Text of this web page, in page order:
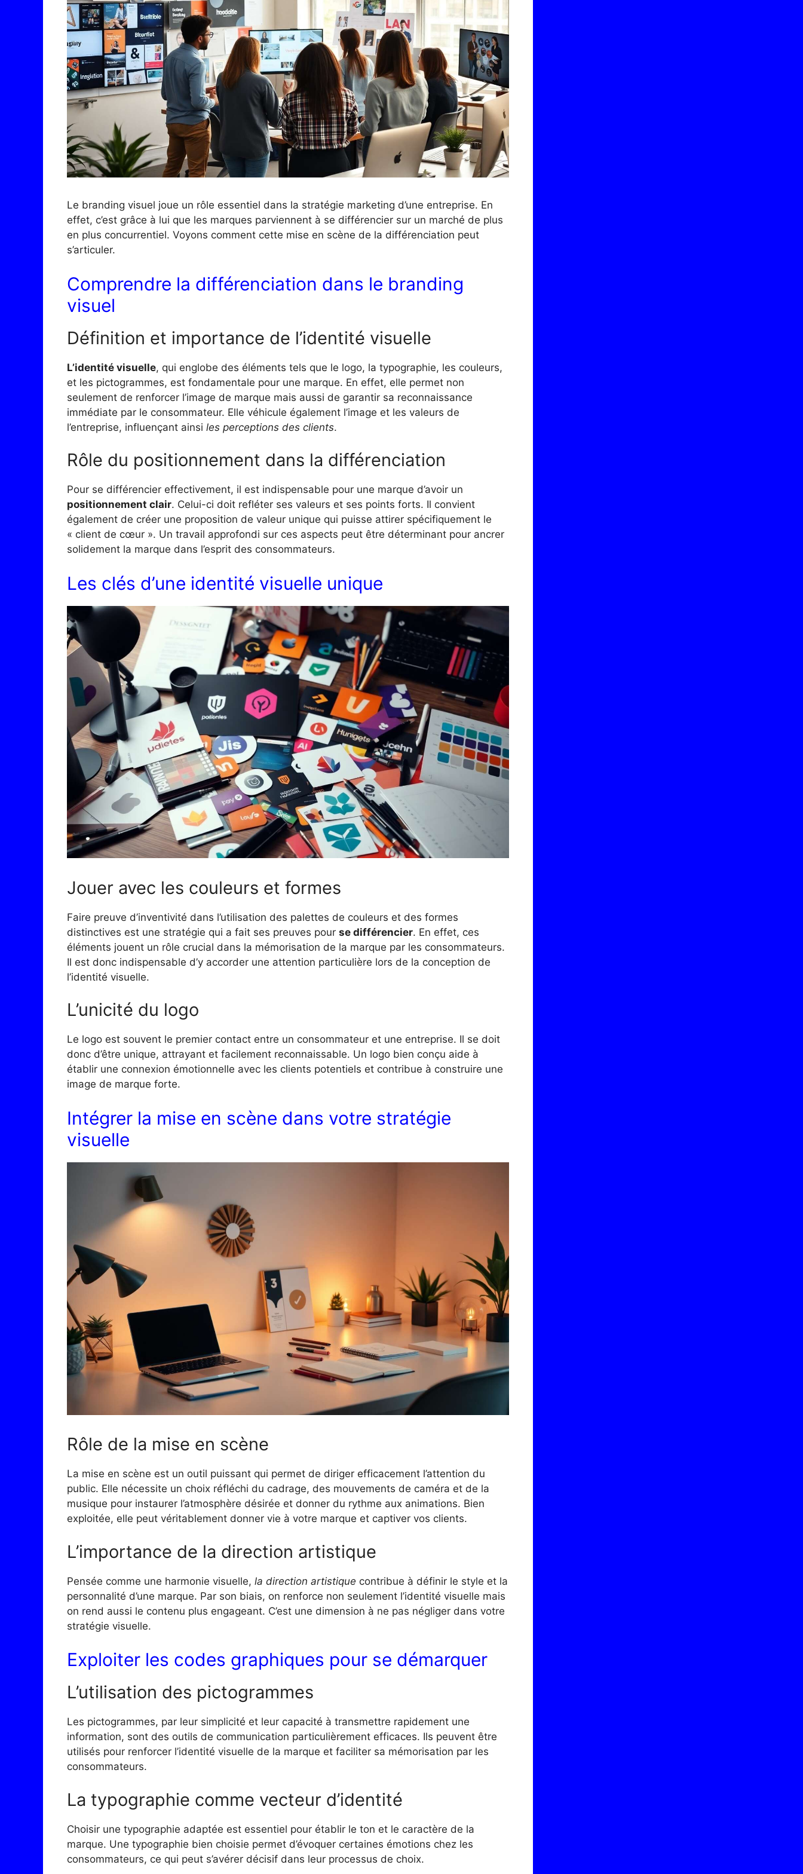
Le branding visuel joue un rôle essentiel dans la stratégie marketing d’une entreprise. En
effet, c’est grâce à lui que les marques parviennent à se différencier sur un marché de plus
en plus concurrentiel. Voyons comment cette mise en scène de la différenciation peut
s’articuler.
Comprendre la différenciation dans le branding
visuel
Définition et importance de l’identité visuelle
L’identité visuelle, qui englobe des éléments tels que le logo, la typographie, les couleurs,
et les pictogrammes, est fondamentale pour une marque. En effet, elle permet non
seulement de renforcer l’image de marque mais aussi de garantir sa reconnaissance
immédiate par le consommateur. Elle véhicule également l’image et les valeurs de
l’entreprise, influençant ainsi les perceptions des clients.
Rôle du positionnement dans la différenciation
Pour se différencier effectivement, il est indispensable pour une marque d’avoir un
positionnement clair. Celui-ci doit refléter ses valeurs et ses points forts. Il convient
également de créer une proposition de valeur unique qui puisse attirer spécifiquement le
« client de cœur ». Un travail approfondi sur ces aspects peut être déterminant pour ancrer
solidement la marque dans l’esprit des consommateurs.
Les clés d’une identité visuelle unique
Jouer avec les couleurs et formes
Faire preuve d’inventivité dans l’utilisation des palettes de couleurs et des formes
distinctives est une stratégie qui a fait ses preuves pour se différencier. En effet, ces
éléments jouent un rôle crucial dans la mémorisation de la marque par les consommateurs.
Il est donc indispensable d’y accorder une attention particulière lors de la conception de
l’identité visuelle.
L’unicité du logo
Le logo est souvent le premier contact entre un consommateur et une entreprise. Il se doit
donc d’être unique, attrayant et facilement reconnaissable. Un logo bien conçu aide à
établir une connexion émotionnelle avec les clients potentiels et contribue à construire une
image de marque forte.
Intégrer la mise en scène dans votre stratégie
visuelle
Rôle de la mise en scène
La mise en scène est un outil puissant qui permet de diriger efficacement l’attention du
public. Elle nécessite un choix réfléchi du cadrage, des mouvements de caméra et de la
musique pour instaurer l’atmosphère désirée et donner du rythme aux animations. Bien
exploitée, elle peut véritablement donner vie à votre marque et captiver vos clients.
L’importance de la direction artistique
Pensée comme une harmonie visuelle, la direction artistique contribue à définir le style et la
personnalité d’une marque. Par son biais, on renforce non seulement l’identité visuelle mais
on rend aussi le contenu plus engageant. C’est une dimension à ne pas négliger dans votre
stratégie visuelle.
Exploiter les codes graphiques pour se démarquer
L’utilisation des pictogrammes
Les pictogrammes, par leur simplicité et leur capacité à transmettre rapidement une
information, sont des outils de communication particulièrement efficaces. Ils peuvent être
utilisés pour renforcer l’identité visuelle de la marque et faciliter sa mémorisation par les
consommateurs.
La typographie comme vecteur d’identité
Choisir une typographie adaptée est essentiel pour établir le ton et le caractère de la
marque. Une typographie bien choisie permet d’évoquer certaines émotions chez les
consommateurs, ce qui peut s’avérer décisif dans leur processus de choix.